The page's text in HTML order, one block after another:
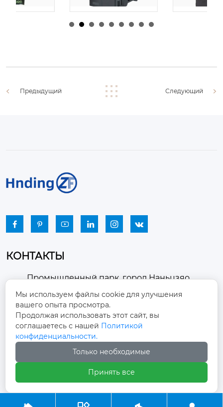
由admin |30 1 月,
2026
由admin |29 1 月,
Предыдущий Следующий
     
КОНТАКТЫ

Промышленный парк, город Наньцзяо,
район Чжоуцунь, город Цзыбо, провинция
Шаньдун
 winston-xu@hengdingfan.com
+86-13806434669
 +86 13806434669
Мы используем файлы cookie для улучшения
вашего опыта просмотра.
Продолжая использовать этот сайт, вы
соглашаетесь с нашей Политикой
конфиденциальности.
Только необходимые
Принять все